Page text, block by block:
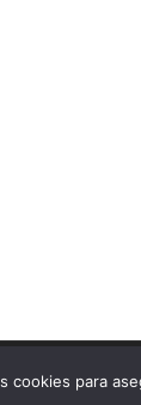
© 2026 Cómo
cookies para